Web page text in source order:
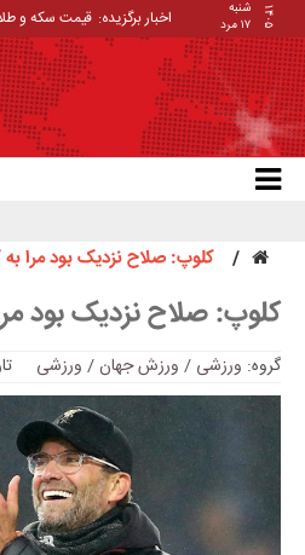
۱۴۰۵
شنبه
۱۷ مرد
اخبار برگزیده: قیمت سکه و طلا
کلوپ: صلاح نزدیک بود مرا به
کلوپ: صلاح نزدیک بود مرا
گروه: ورزشی / ورزش جهان/ ورزشی